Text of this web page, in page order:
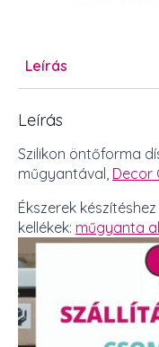
Leírás
Leírás
Szilikon öntőforma
műgyantával, Decor
Ékszerek
kellékek: műgyanta